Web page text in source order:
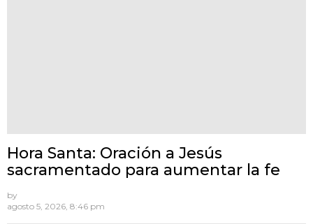
Hora Santa: Oración a Jesús
sacramentado para aumentar la fe
by
agosto 5, 2026, 8:46 pm